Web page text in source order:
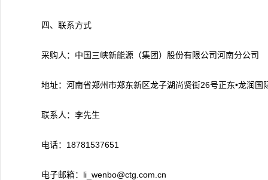
四、联系方式
采购人：中国三峡新能源（集团）股份有限公司河南分公司
地址：河南省郑州市郑东新区龙子湖尚贤街26号正东•龙润国
联系人：李先生
电话：18781537651
电子邮箱：li_wenbo@ctg.com.cn